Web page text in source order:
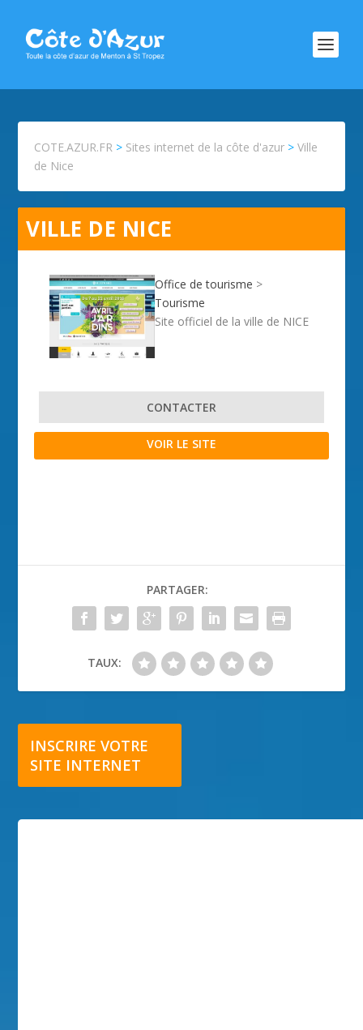
COTE.AZUR.FR > Sites internet de la côte d'azur >Ville
de Nice
VILLE DE NICE
Office de tourisme >
Tourisme
Site officiel de la ville de NICE
CONTACTER
VOIR LE SITE
PARTAGER:
TAUX:
INSCRIRE VOTRE
SITE INTERNET